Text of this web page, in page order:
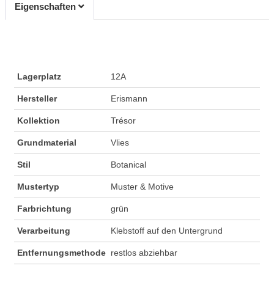
Eigenschaften
Lagerplatz 12A
Hersteller Erismann
Kollektion Trésor
Grundmaterial Vlies
Stil Botanical
Mustertyp Muster & Motive
Farbrichtung grün
Verarbeitung Klebstoff auf den Untergrund
Entfernungsmethode restlos abziehbar